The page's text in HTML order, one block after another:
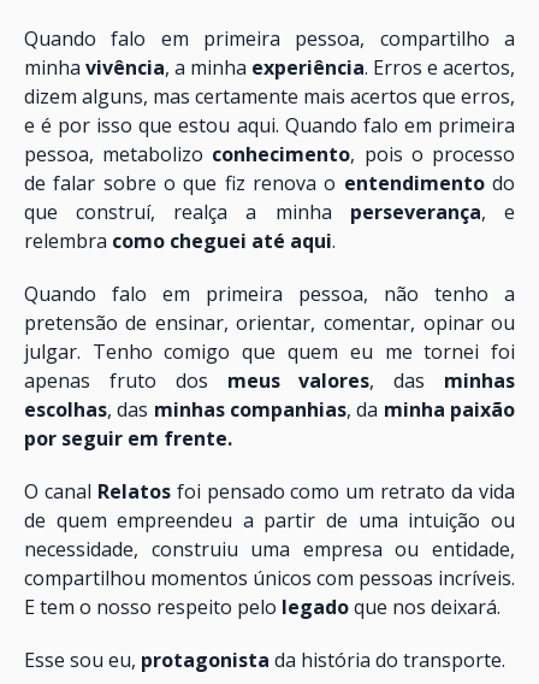
Quando falo em primeira pessoa, compartilho a
minha vivência, a minha experiência. Erros e acertos,
dizem alguns, mas certamente mais acertos que erros,
e é por isso que estou aqui. Quando falo em primeira
pessoa, metabolizo conhecimento, pois o processo
de falar sobre o que fiz renova o entendimentodo
que construí, realça a minha perseverança, e
relembra como cheguei até aqui.
Quando falo em primeira pessoa, não tenho a
pretensão de ensinar, orientar, comentar, opinar ou
julgar. Tenho comigo que quem eu me tornei foi
apenas fruto dos meus valores, das minhas
escolhas, das minhas companhias, da minha paixão
por seguir em frente.
O canal Relatosfoi pensado como um retrato da vida
de quem empreendeu a partir de uma intuição ou
necessidade, construiu uma empresa ou entidade,
compartilhou momentos únicos com pessoas incríveis.
E tem o nosso respeito pelo legadoque nos deixará.
Esse sou eu, protagonista da história do transporte.